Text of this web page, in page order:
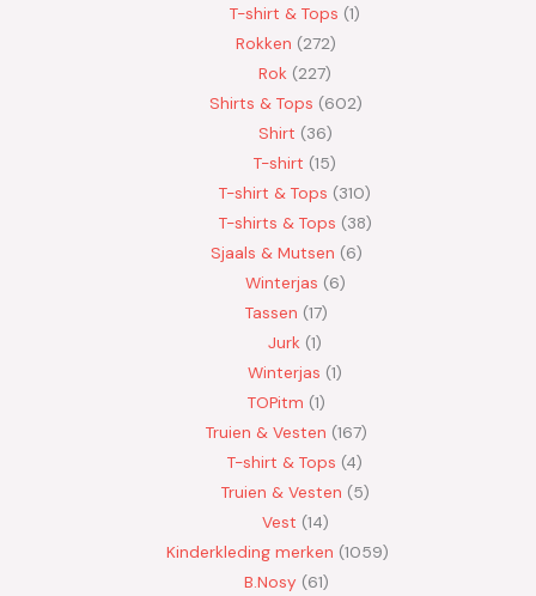
T-shirt & Tops 1
Rokken 272
Rok 227
Shirts & Tops 602
Shirt 36
T-shirt 15
T-shirt & Tops 310
T-shirts & Tops 38
Sjaals & Mutsen 6
Winterjas 6
Tassen 17
Jurk 1
Winterjas 1
TOPitm 1
Truien & Vesten 167
T-shirt & Tops 4
Truien & Vesten 5
Vest 14
Kinderkleding merken 1059
B.Nosy 61